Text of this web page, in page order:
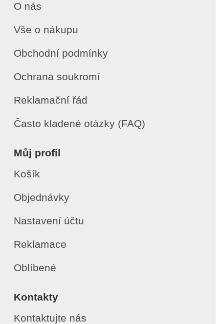
O nás
Vše o nákupu
Obchodní podmínky
Ochrana soukromí
Reklamační řád
Často kladené otázky (FAQ)
Můj profil
Košík
Objednávky
Nastavení účtu
Reklamace
Oblíbené
Kontakty
Kontaktujte nás